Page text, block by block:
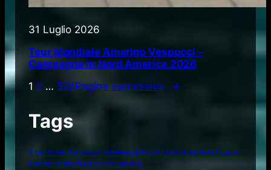
31 Luglio 2026
Tour Mondiale Amerigo Vespucci –
Campagna in Nord America 2026
1 2 … 526Pagina successiva →
Tags
A bordo del Dandolo il sommergibile utilizzato durante la Guerra
Fredda contro le minacce nucleari